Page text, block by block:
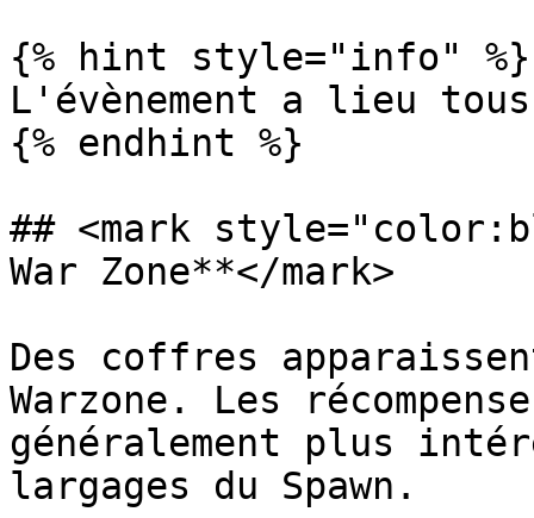
{% hint style="info" %}
L'évènement a lieu
{% endhint %}
## <mark
War Zone**</mark>
Des coffres
Warzone. Les
généralement plus
largages du Spawn.